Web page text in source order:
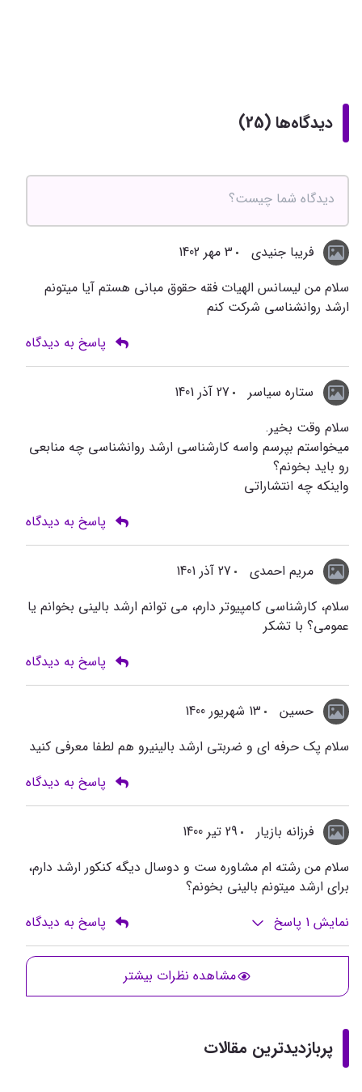
دیدگاه‌ها (25)
فریبا جنیدی
3 مهر 1402
سلام من لیسانس الهیات فقه حقوق مبانی هستم آیا میتونم
ارشد روانشناسی شرکت کنم
پاسخ به دیدگاه
ستاره سیاسر
27 آذر 1401
سلام وقت بخیر.
میخواستم بپرسم واسه کارشناسی ارشد روانشناسی چه منابعی
رو باید بخونم؟
واینکه چه انتشاراتی
پاسخ به دیدگاه
مریم احمدی
27 آذر 1401
سلام، کارشناسی کامپیوتر دارم، می توانم ارشد بالینی بخوانم یا
عمومی؟ با تشکر
پاسخ به دیدگاه
حسین
13 شهریور 1400
سلام پک حرفه ای و ضربتی ارشد بالینیرو هم لطفا معرفی کنید
پاسخ به دیدگاه
فرزانه بازیار
29 تیر 1400
سلام من رشته ام مشاوره ست و دوسال دیگه کنکور ارشد دارم،
برای ارشد میتونم بالینی بخونم؟
نمایش 1 پاسخ پاسخ به دیدگاه
مشاهده نظرات بیشتر
پربازدیدترین مقالات